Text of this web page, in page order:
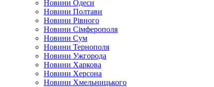
Новини Одеси
Новини Полтави
Новини Рівного
Новини Сімферополя
Новини Сум
Новини Тернополя
Новини Ужгорода
Новини Харкова
Новини Херсона
Новини Хмельницького